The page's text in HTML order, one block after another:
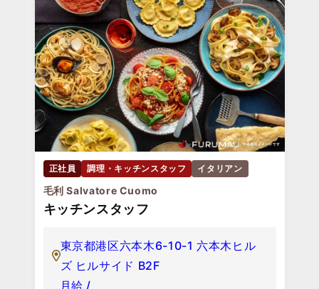
正社員 調理・キッチンスタッフ イタリアン
毛利 Salvatore Cuomo
キッチンスタッフ
東京都港区六本木6-10-1 六本木ヒル
ズ ヒルサイド B2F
月給 /